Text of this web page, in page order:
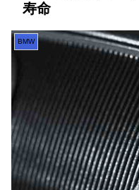
寿命
BMW